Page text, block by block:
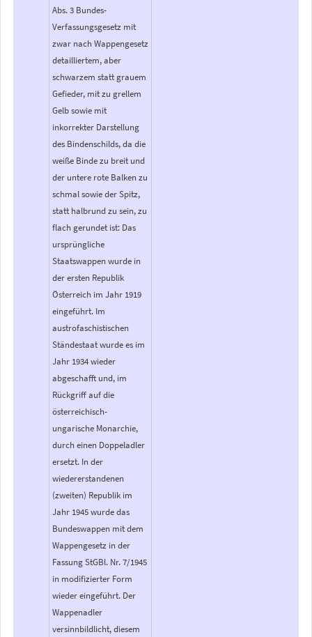
Abs. 3 Bundes-
Verfassungsgesetz mit
zwar nach Wappengesetz
detailliertem, aber
schwarzem statt grauem
Gefieder, mit zu grellem
Gelb sowie mit
inkorrekter Darstellung
des Bindenschilds, da die
weiße Binde zu breit und
der untere rote Balken zu
schmal sowie der Spitz,
statt halbrund zu sein, zu
flach gerundet ist: Das
ursprüngliche
Staatswappen wurde in
der ersten Republik
Österreich im Jahr 1919
eingeführt. Im
austrofaschistischen
Ständestaat wurde es im
Jahr 1934 wieder
abgeschafft und, im
Rückgriff auf die
österreichisch-
ungarische Monarchie,
durch einen Doppeladler
ersetzt. In der
wiedererstandenen
(zweiten) Republik im
Jahr 1945 wurde das
Bundeswappen mit dem
Wappengesetz in der
Fassung StGBl. Nr. 7/1945
in modifizierter Form
wieder eingeführt. Der
Wappenadler
versinnbildlicht, diesem